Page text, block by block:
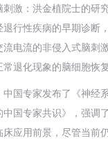
激：洪金植院士的研
行性疾病的早期诊断
电流的非侵入式脑刺
退化现象的脑细胞恢
国专家发布了《神经
国专家共识》，强调
应用前景，尽管当前